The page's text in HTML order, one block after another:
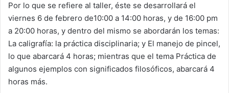
Por lo que se refiere al taller, éste se desarrollará el
viernes 6 de febrero de10:00 a 14:00 horas, y de 16:00 pm
a 20:00 horas, y dentro del mismo se abordarán los temas:
La caligrafía: la práctica disciplinaria; y El manejo de pincel,
lo que abarcará 4 horas; mientras que el tema Práctica de
algunos ejemplos con significados filosóficos, abarcará 4
horas más.